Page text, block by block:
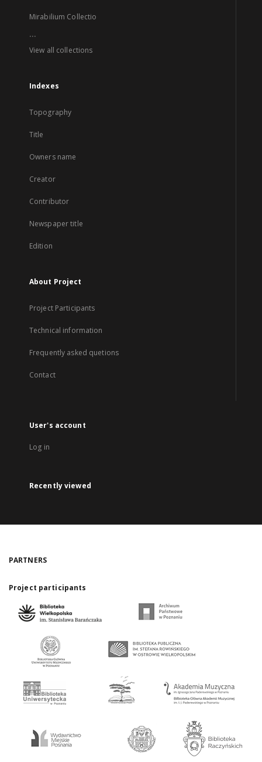
Mirabilium Collectio
...
View all collections
Indexes
Topography
Title
Owners name
Creator
Contributor
Newspaper title
Edition
About Project
Project Participants
Technical information
Frequently asked quetions
Contact
User's account
Log in
Recently viewed
PARTNERS
Project participants